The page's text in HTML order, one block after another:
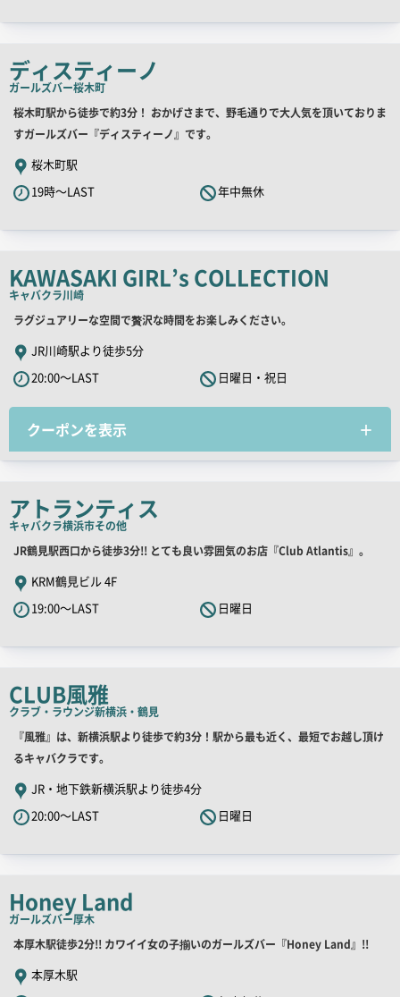
コ
ピ
ー
ディスティーノ
ガールズバー桜木町
店
舗
PR
キ
ャ
ピ
ー
桜木町駅から徒歩で約3分！ おかげさまで、野毛通りで大人気を頂いておりま
すガールズバー『ディスティーノ』です。
桜木町駅
19時～LAST
年中無休
KAWASAKI GIRL’s COLLECTION
キャバクラ川崎
店
舗
PR
キ
ャ
チ
ー
ラグジュアリーな空間で贅沢な時間をお楽しみください。
JR川崎駅より徒歩5分
20:00～LAST
日曜日・祝日
クーポンを表示
アトランティス
キャバクラ横浜市その他
店
舗
PR
キ
コ
ピ
ー
JR鶴見駅西口から徒歩3分!! とても良い雰囲気のお店『Club Atlantis』。
KRM鶴見ビル 4F
19:00～LAST
日曜日
CLUB風雅
クラブ・ラウンジ新横浜・鶴見
店
舗
PR
キ
ャ
ピ
ー
『風雅』は、新横浜駅より徒歩で約3分！駅から最も近く、最短でお越し頂け
るキャバクラです。
JR・地下鉄新横浜駅より徒歩4分
20:00～LAST
日曜日
Honey Land
ガールズバー厚木
店
舗
PR
本厚木駅徒歩2分!! カワイイ女の子揃いのガールズバー『Honey Land』!!
本厚木駅